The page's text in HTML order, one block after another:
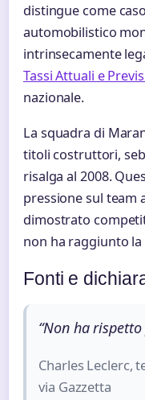
distingue come
automobilistico
intrinsecamente
Tassi Attuali e
nazionale.
La squadra di
titoli costruttori,
risalga al 2008.
pressione sul team
dimostrato
non ha raggiunto
Fonti e
“Non ha
Charles Leclerc,
via Gazzetta